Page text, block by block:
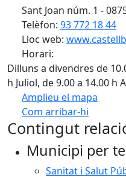
Sant Joan núm. 1 -
Telèfon: 93 772 18 44
Lloc web:
Horari:
Dilluns a divendres de
h Juliol, de 9.00 a 14.00 h
Amplieu el mapa
Com arribar-hi
+
Contingut
Municipi per
Sanitat i Salut